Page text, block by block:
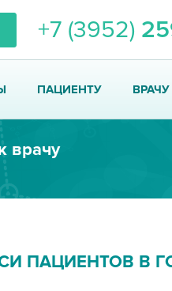
+7 (3952)
ПАЦИЕНТУ ВРАЧУ
врачу
ПАЦИЕНТОВ В